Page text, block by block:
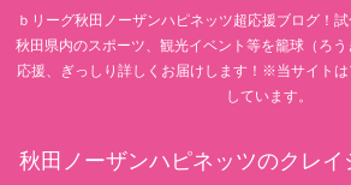
ｂリーグ秋田ノーザンハピネッツ超応援ブログ！試
秋田県内のスポーツ、観光イベント等を籠球（ろ
応援、ぎっしり詳しくお届けします！※当サイト
しています。
秋田ノーザンハピネッツのクレイ